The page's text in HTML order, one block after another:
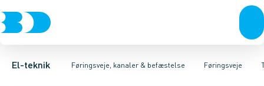
El-teknik Føringsveje, kanaler & befæstelse
Afbrydere, stikkontakter & lampeudtagForgreningsmateriel
Føringsveje
Føringsveje Installationskanaler for gulvInstallationskanaler
Gitterbakke Endestykke til kabelbakkeMontageplade til